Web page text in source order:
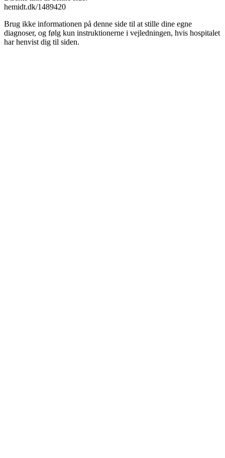
hemidt.dk/1489420
Brug ikke informationen på denne side til at stille dine egne
diagnoser, og følg kun instruktionerne i vejledningen, hvis hospitalet
har henvist dig til siden.